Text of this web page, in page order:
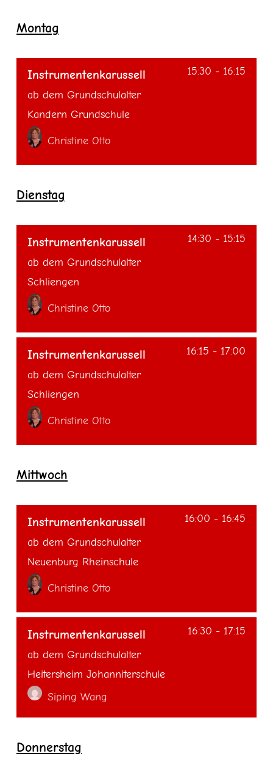
Montag
15:30 - 16:15
Instrumentenkarussell
ab dem Grundschulalter
Kandern Grundschule
Christine Otto
Dienstag
14:30 - 15:15
Instrumentenkarussell
ab dem Grundschulalter
Schliengen
Christine Otto
16:15 - 17:00
Instrumentenkarussell
ab dem Grundschulalter
Schliengen
Christine Otto
Mittwoch
16:00 - 16:45
Instrumentenkarussell
ab dem Grundschulalter
Neuenburg Rheinschule
Christine Otto
16:30 - 17:15
Instrumentenkarussell
ab dem Grundschulalter
Heitersheim Johanniterschule
Siping Wang
Donnerstag